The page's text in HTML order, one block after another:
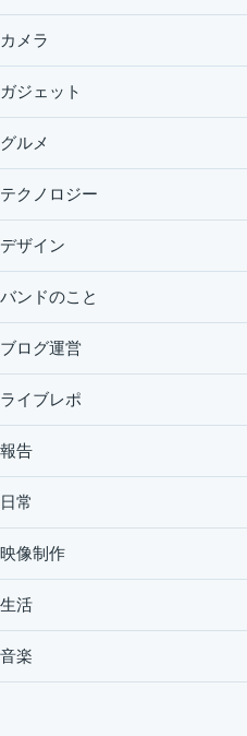
カメラ
ガジェット
グルメ
テクノロジー
デザイン
バンドのこと
ブログ運営
ライブレポ
報告
日常
映像制作
生活
音楽